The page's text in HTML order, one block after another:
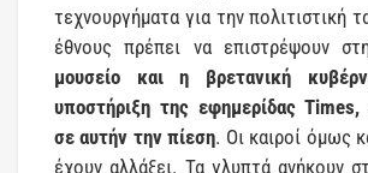
τεχνουργήματα για την πολιτιστική
έθνους πρέπει να επιστρέψουν
μουσείο και η βρετανική
υποστήριξη της εφημερίδας Times,
σε αυτήν την πίεση. Οι καιροί όμως
έχουν αλλάξει. Τα γλυπτά ανήκουν